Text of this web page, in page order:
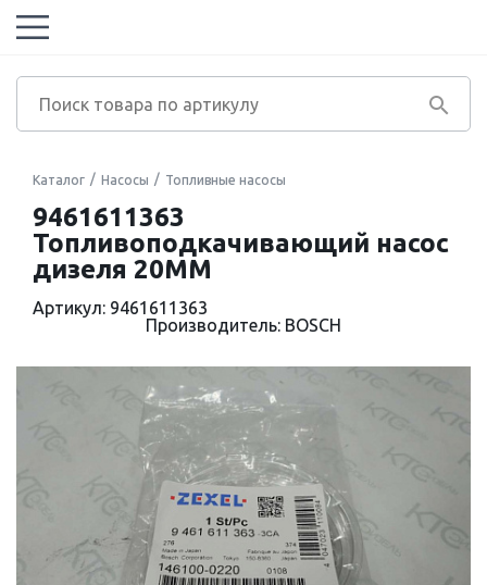
Каталог Насосы Топливные насосы
9461611363
Топливоподкачивающий насос
дизеля 20MM
Артикул: 9461611363
Производитель: BOSCH